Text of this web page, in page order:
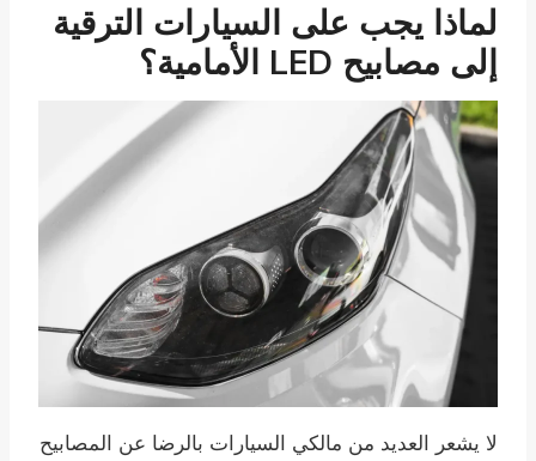
لماذا يجب على السيارات الترقية
إلى مصابيح LED الأمامية؟
لا يشعر العديد من مالكي السيارات بالرضا عن المصابيح